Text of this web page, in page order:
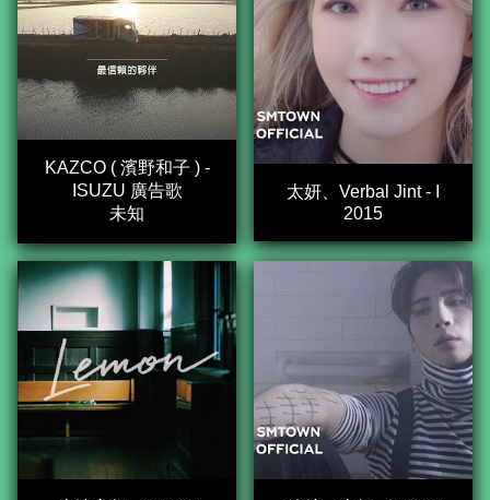
KAZCO ( 濱野和子 ) -
ISUZU 廣告歌
未知
太妍、Verbal Jint - I
2015